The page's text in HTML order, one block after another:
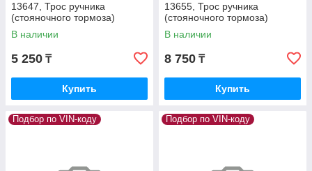
13647, Трос ручника
(стояночного тормоза)
В наличии
5 250 ₸
Купить
13655, Трос ручника
(стояночного тормоза)
В наличии
8 750 ₸
Купить
Подбор по VIN-коду Подбор по VIN-коду